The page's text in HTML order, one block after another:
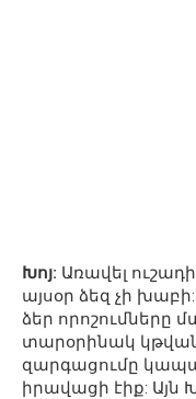
Խոյ: Առավել
այսօր ձեզ չի
ձեր որոշումները
տարօրինակ
զարգացումը
իրավացի էիք: Այն